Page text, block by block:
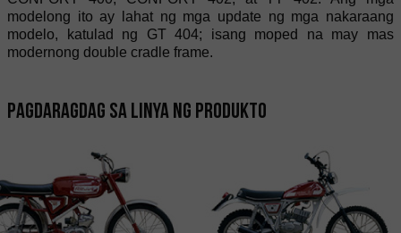
modelong ito ay lahat ng mga update ng mga nakaraang
modelo, katulad ng GT 404; isang moped na may mas
modernong double cradle frame.
Pagdaragdag sa linya ng produkto